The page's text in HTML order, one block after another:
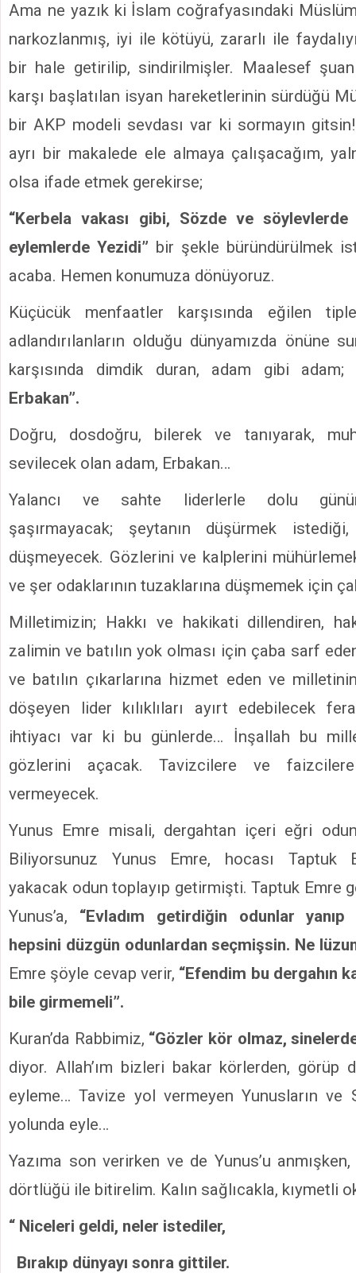
Ama ne yazık ki İslam coğrafyasındaki
narkozlanmış, iyi ile kötüyü, zararlı ile
bir hale getirilip, sindirilmişler. Maalesef
karşı başlatılan isyan hareketlerinin sürdüğü
bir AKP modeli sevdası var ki sormayın
ayrı bir makalede ele almaya çalışacağım,
olsa ifade etmek gerekirse;
“Kerbela vakası gibi, Sözde ve
eylemlerde Yezidi” bir şekle büründürülmek
acaba. Hemen konumuza dönüyoruz.
Küçücük menfaatler karşısında eğilen
adlandırılanların olduğu dünyamızda önüne
karşısında dimdik duran, adam gibi adam;
Erbakan”.
Doğru, dosdoğru, bilerek ve tanıyarak,
sevilecek olan adam, Erbakan…
Yalancı ve sahte liderlerle dolu
şaşırmayacak; şeytanın düşürmek
düşmeyecek. Gözlerini ve kalplerini
ve şer odaklarının tuzaklarına düşmemek için
Milletimizin; Hakkı ve hakikati dillendiren,
zalimin ve batılın yok olması için çaba sarf
ve batılın çıkarlarına hizmet eden ve
döşeyen lider kılıklıları ayırt edebilecek
ihtiyacı var ki bu günlerde… İnşallah bu
gözlerini açacak. Tavizcilere ve
vermeyecek.
Yunus Emre misali, dergahtan içeri eğri
Biliyorsunuz Yunus Emre, hocası Taptuk
yakacak odun toplayıp getirmişti. Taptuk Emre
Yunus’a, “Evladım getirdiğin odunlar
hepsini düzgün odunlardan seçmişsin. Ne
Emre şöyle cevap verir, “Efendim bu dergahın
bile girmemeli”.
Kuran’da Rabbimiz, “Gözler kör olmaz,
diyor. Allah’ım bizleri bakar körlerden, görüp
eyleme… Tavize yol vermeyen Yunusların ve
yolunda eyle…
Yazıma son verirken ve de Yunus’u
dörtlüğü ile bitirelim. Kalın sağlıcakla, kıymetli
“ Niceleri geldi, neler istediler,
Bırakıp dünyayı sonra gittiler.